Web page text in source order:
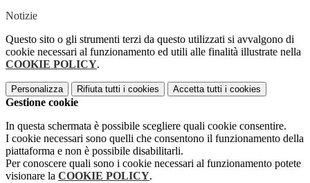
Notizie
Questo sito o gli strumenti terzi da questo utilizzati si avvalgono di
cookie necessari al funzionamento ed utili alle finalità illustrate nella
COOKIE POLICY.
Personalizza Rifiuta tutti i cookies Accetta tutti i cookies
Gestione cookie
In questa schermata è possibile scegliere quali cookie consentire.
I cookie necessari sono quelli che consentono il funzionamento della
piattaforma e non è possibile disabilitarli.
Per conoscere quali sono i cookie necessari al funzionamento potete
visionare la COOKIE POLICY.